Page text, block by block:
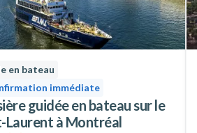
en bateau
immédiate
guidée en bateau sur le
Laurent à Montréal